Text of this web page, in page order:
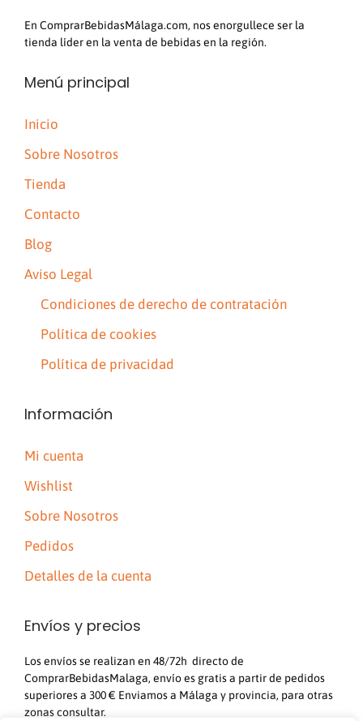
En ComprarBebidasMálaga.com, nos enorgullece ser la
tienda líder en la venta de bebidas en la región.
Menú principal
Inicio
Sobre Nosotros
Tienda
Contacto
Blog
Aviso Legal
Condiciones de derecho de contratación
Política de cookies
Política de privacidad
Información
Mi cuenta
Wishlist
Sobre Nosotros
Pedidos
Detalles de la cuenta
Envíos y precios
Los envíos se realizan en 48/72h directo de
ComprarBebidasMalaga, envío es gratis a partir de pedidos
superiores a 300 € Enviamos a Málaga y provincia, para otras
zonas consultar.